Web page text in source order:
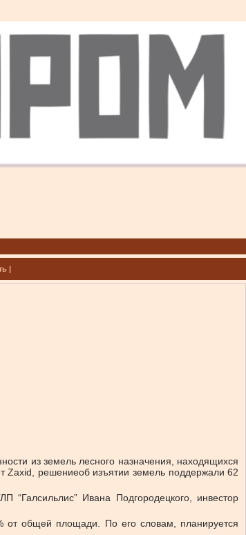
|
из земель лесного назначения, находящихся
Zaxid, решениеоб изъятии земель поддержали 62
“Галсильлис” Ивана Подгородецкого, инвестор
от общей площади. По его словам, планируется